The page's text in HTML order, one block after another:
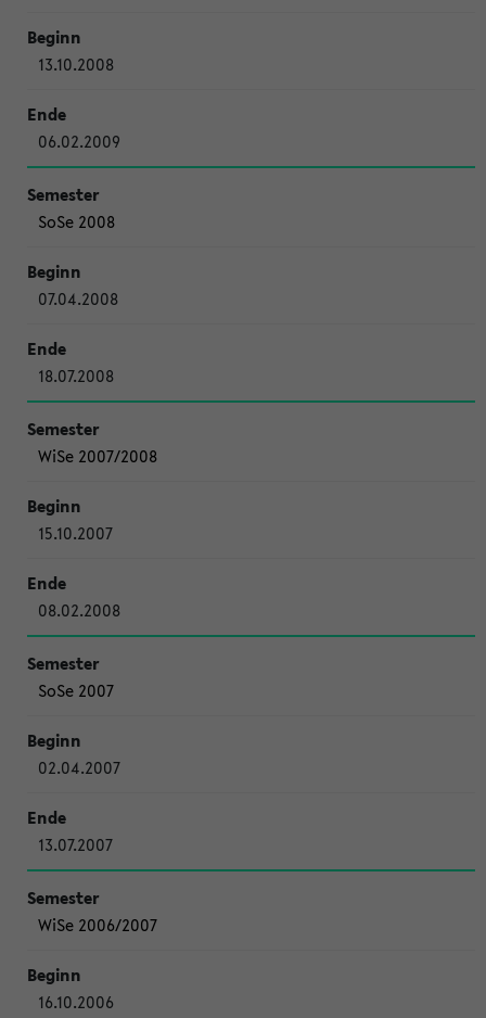
13.10.2008
06.02.2009
SoSe 2008
07.04.2008
18.07.2008
WiSe 2007/2008
15.10.2007
08.02.2008
SoSe 2007
02.04.2007
13.07.2007
WiSe 2006/2007
16.10.2006